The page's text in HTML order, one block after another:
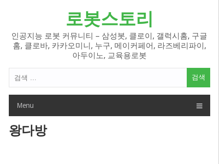
로봇스토리
인공지능 로봇 커뮤니티 – 삼성봇, 클로이, 갤럭시홈, 구글
홈, 클로바, 카카오미니, 누구, 메이커페어, 라즈베리파이,
아두이노, 교육용로봇
색
Menu
왕다방